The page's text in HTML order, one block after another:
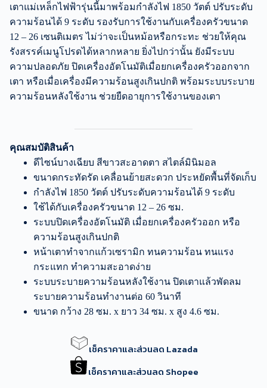
เตาแม่เหล็กไฟฟ้ารุ่นนี้มาพร้อมกำลังไฟ 1850 วัตต์ ปรับระดับ
ความร้อนได้ 9 ระดับ รองรับการใช้งานกับเครื่องครัวขนาด
12 – 26 เซนติเมตร ไม่ว่าจะเป็นหม้อหรือกระทะ ช่วยให้คุณ
รังสรรค์เมนูโปรดได้หลากหลาย ยิ่งไปกว่านั้น ยังมีระบบ
ความปลอดภัย ปิดเครื่องอัตโนมัติเมื่อยกเครื่องครัวออกจาก
เตา หรือเมื่อเครื่องมีความร้อนสูงเกินปกติ พร้อมระบบระบาย
ความร้อนหลังใช้งาน ช่วยยืดอายุการใช้งานของเตา
คุณสมบัติสินค้า
ดีไซน์บางเฉียบ สีขาวสะอาดตา สไตล์มินิมอล
ขนาดกระทัดรัด เคลื่อนย้ายสะดวก ประหยัดพื้นที่จัดเก็บ
กำลังไฟ 1850 วัตต์ ปรับระดับความร้อนได้ 9 ระดับ
ใช้ได้กับเครื่องครัวขนาด 12 – 26 ซม.
ระบบปิดเครื่องอัตโนมัติ เมื่อยกเครื่องครัวออก หรือ
ความร้อนสูงเกินปกติ
หน้าเตาทำจากแก้วเซรามิก ทนความร้อน ทนแรง
กระแทก ทำความสะอาดง่าย
ระบบระบายความร้อนหลังใช้งาน ปิดเตาแล้วพัดลม
ระบายความร้อนทำงานต่อ 60 วินาที
ขนาด กว้าง 28 ซม. x ยาว 34 ซม. x สูง 4.6 ซม.
เช็คราคาและส่วนลด Lazada
เช็คราคาและส่วนลด Shopee